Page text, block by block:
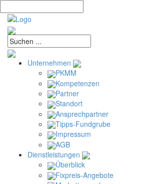
Unternehmen
PKMM
Kompetenzen
Partner
Standort
Ansprechpartner
Tipps-Fundgrube
Impressum
AGB
Dienstleistungen
Überblick
Fixpreis-Angebote